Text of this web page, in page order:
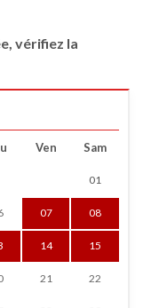
vérifiez la
Ven Sam
01
07 08
14 15
21 22